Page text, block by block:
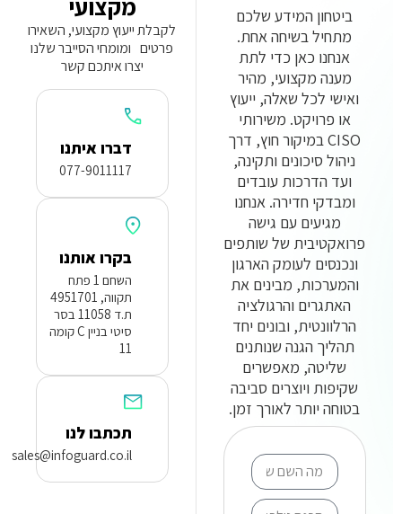
ביטחון המידע שלכם
מתחיל בשיחה אחת.
אנחנו כאן כדי לתת
מענה מקצועי, מהיר
ואישי לכל שאלה, ייעוץ
או פרויקט. משירותי
CISO במיקור חוץ, דרך
ניהול סיכונים ותקינה,
ועד הדרכות עובדים
ומבדקי חדירה. אנחנו
מגיעים עם גישה
פרואקטיבית של שותפים
ונכנסים לעומק הארגון
והמערכות, מבינים את
האתגרים והרגולציה
הרלוונטית, ובונים יחד
תהליך הגנה שנותנים
שליטה, מאפשרים
שקיפות ויוצרים סביבה
בטוחה יותר לאורך זמן.
מקצועי
לקבלת ייעוץ מקצועי, השאירו
פרטים ומומחי הסייבר שלנו
יצרו איתכם קשר
דברו איתנו
077-9011117
בקרו אותנו
השחם 1 פתח
תקווה, 4951701
ת.ד 11058 בסר
סיטי בניין C קומה
11
תכתבו לנו
sales@infoguard.co.il